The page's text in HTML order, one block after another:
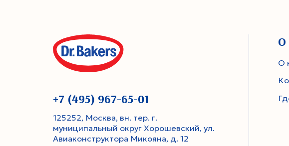
+7 (495) 967-65-01
125252, Москва, вн. тер. г.
муниципальный округ Хорошевский, ул.
Авиаконструктора Микояна, д. 12
О
О